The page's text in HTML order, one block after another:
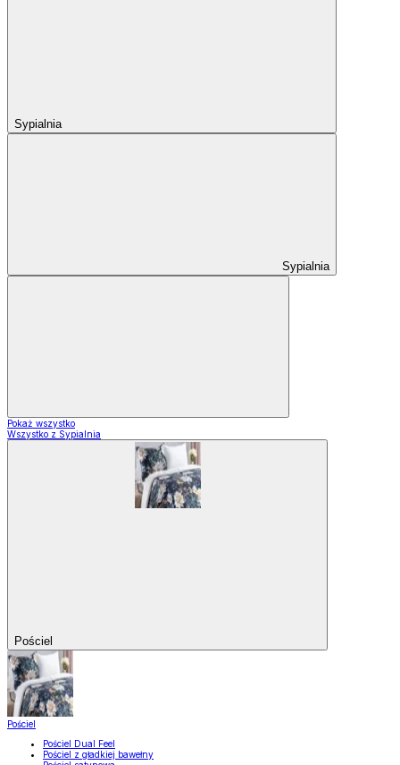
Sypialnia
Sypialnia
Pokaż wszystko
Wszystko z Sypialnia
Pościel
Pościel
Pościel Dual Feel
Pościel z gładkiej bawełny